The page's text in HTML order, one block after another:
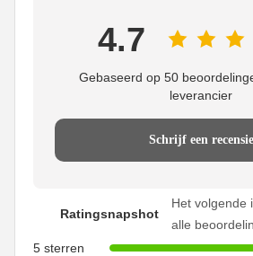
4.7
Gebaseerd op 50
leverancier
Schrijf een recensie
Ratingsnapshot
Het volgende
alle
5 sterren